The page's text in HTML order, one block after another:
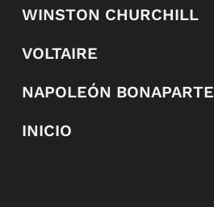
WINSTON CHURCHILL
VOLTAIRE
NAPOLEÓN BONAPARTE
INICIO